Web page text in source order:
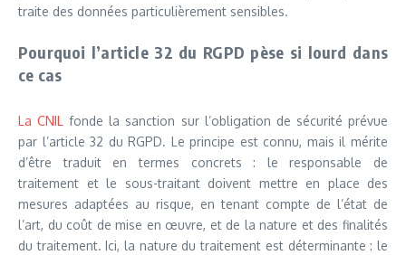
traite des données particulièrement sensibles.
Pourquoi l’article 32 du RGPD pèse si lourd dans
ce cas
La CNIL
fonde la sanction sur l’obligation de sécurité prévue
par l’article 32 du RGPD. Le principe est connu, mais il mérite
d’être traduit en termes concrets : le responsable de
traitement et le sous-traitant doivent mettre en place des
mesures adaptées au risque, en tenant compte de l’état de
l’art, du coût de mise en œuvre, et de la nature et des finalités
du traitement. Ici, la nature du traitement est déterminante : le